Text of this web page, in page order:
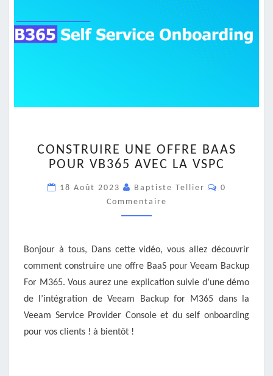
UNE
OFFRE
POUR
VB365
AVEC
VSPC
CONSTRUIRE UNE OFFRE BAAS
POUR VB365 AVEC LA VSPC
18 Août 2023 Baptiste Tellier
0
Commentaire
Bonjour à tous, Dans cette vidéo, vous allez découvrir
comment construire une offre BaaS pour Veeam Backup
For M365. Vous aurez une explication suivie d’une démo
de l’intégration de Veeam Backup for M365 dans la
Veeam Service Provider Console et du self onboarding
pour vos clients ! à bientôt !